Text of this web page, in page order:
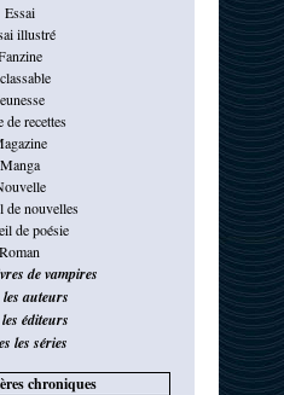
Essai
illustré
de recettes
Manga
de nouvelles
de poésie
Roman
de vampires
auteurs
éditeurs
les séries
chroniques